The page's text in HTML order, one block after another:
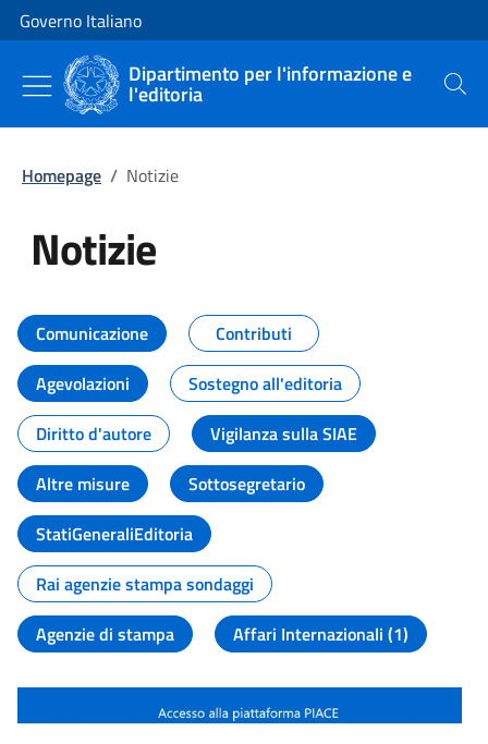
Vai al contenuto
Vai alla navigazione del sito
Governo Italiano
Dipartimento per l'informazione e
l'editoria Cerca
Homepage / Notizie
Notizie
Tutti i contenuti della pagina
Comunicazione
Contributi
Agevolazioni
Sostegno all'editoria
Diritto d'autore
Vigilanza sulla SIAE
Altre misure
Sottosegretario
StatiGeneraliEditoria
Rai agenzie stampa sondaggi
Agenzie di stampa
Affari Internazionali (1)